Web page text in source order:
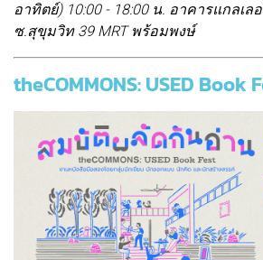
อาทิตย์) 10:00 - 18:00 น. อาคารแกลเล
ซ.สุขุมวิท 39 MRT พร้อมพงษ์
theCOMMONS: USED Book